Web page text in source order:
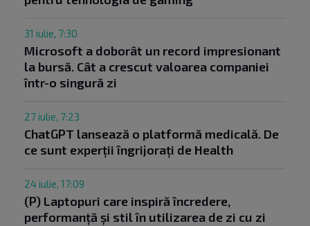
31 iulie, 7:30
Microsoft a doborât un record impresionant
la bursă. Cât a crescut valoarea companiei
într-o singură zi
27 iulie, 7:23
ChatGPT lansează o platformă medicală. De
ce sunt experții îngrijorați de Health
24 iulie, 17:09
(P) Laptopuri care inspiră încredere,
performanță și stil în utilizarea de zi cu zi